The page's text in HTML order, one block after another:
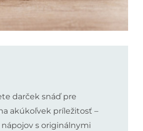
darček snáď pre
akúkoľvek príležitosť –
s originálnymi